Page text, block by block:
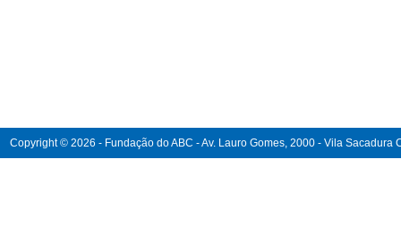
Copyright © 2026 - Fundação do ABC - Av. Lauro Gomes, 2000 - Vila